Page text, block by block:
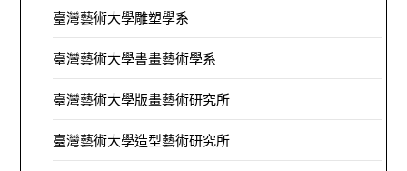
臺灣藝術大學雕塑學系
臺灣藝術大學書畫藝術學系
臺灣藝術大學版畫藝術研究所
臺灣藝術大學造型藝術研究所